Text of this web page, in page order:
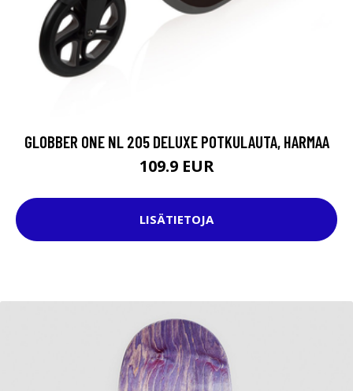
GLOBBER ONE NL 205 DELUXE POTKULAUTA, HARMAA
109.9 EUR
LISÄTIETOJA